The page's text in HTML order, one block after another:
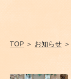
TOP ＞ お知らせ